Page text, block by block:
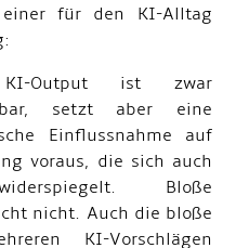
für den KI-Alltag
Output ist zwar
setzt aber eine
Einflussnahme auf
voraus, die sich auch
Bloße
nicht. Auch die bloße
KI-Vorschlägen